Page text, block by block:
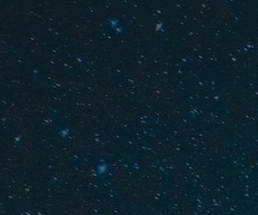
дороже).
Кроме того, из
Brussels airport
Такси,
В аэропорту